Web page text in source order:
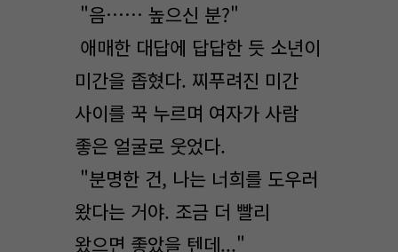
"음…… 높으신 분?"
애매한 대답에 답답한 듯 소년이
미간을 좁혔다. 찌푸려진 미간
사이를 꾹 누르며 여자가 사람
좋은 얼굴로 웃었다.
"분명한 건, 나는 너희를 도우러
왔다는 거야. 조금 더 빨리
왔으면 좋았을 텐데..."